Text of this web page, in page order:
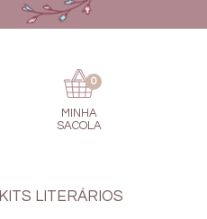
MINHA
SACOLA
0
KITS LITERÁRIOS